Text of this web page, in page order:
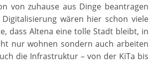
von zuhause aus Dinge beantragen
wären hier schon viele
dass Altena eine tolle Stadt bleibt, in
nur wohnen sondern auch arbeiten
die Infrastruktur – von der KiTa bis